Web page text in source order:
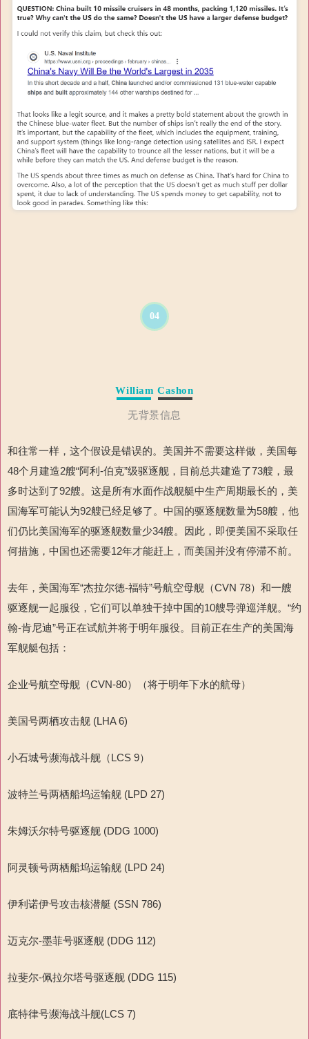
04
William Cashon
无背景信息
和往常一样，这个假设是错误的。美国并不需要这样做，美国每
48个月建造2艘“阿利-伯克”级驱逐舰，目前总共建造了73艘，最
多时达到了92艘。这是所有水面作战舰艇中生产周期最长的，美
国海军可能认为92艘已经足够了。中国的驱逐舰数量为58艘，他
们仍比美国海军的驱逐舰数量少34艘。因此，即便美国不采取任
何措施，中国也还需要12年才能赶上，而美国并没有停滞不前。
去年，美国海军“杰拉尔德-福特”号航空母舰（CVN 78）和一艘
驱逐舰一起服役，它们可以单独干掉中国的10艘导弹巡洋舰。“约
翰-肯尼迪”号正在试航并将于明年服役。目前正在生产的美国海
军舰艇包括：
企业号航空母舰（CVN-80）（将于明年下水的航母）
美国号两栖攻击舰 (LHA 6)
小石城号濒海战斗舰（LCS 9）
波特兰号两栖船坞运输舰 (LPD 27)
朱姆沃尔特号驱逐舰 (DDG 1000)
阿灵顿号两栖船坞运输舰 (LPD 24)
伊利诺伊号攻击核潜艇 (SSN 786)
迈克尔-墨菲号驱逐舰 (DDG 112)
拉斐尔-佩拉尔塔号驱逐舰 (DDG 115)
底特律号濒海战斗舰(LCS 7)